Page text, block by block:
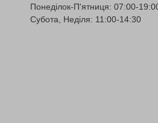
Понеділок-П'ятниця: 07:00-
Субота, Неділя: 11:00-14:30